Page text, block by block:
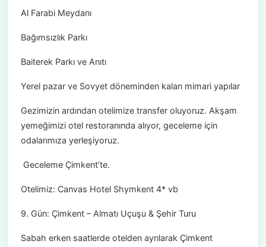
Al Farabi Meydanı
Bağımsızlık Parkı
Baiterek Parkı ve Anıtı
Yerel pazar ve Sovyet döneminden kalan mimari yapılar
Gezimizin ardından otelimize transfer oluyoruz. Akşam
yemeğimizi otel restoranında alıyor, geceleme için
odalarımıza yerleşiyoruz.
Geceleme Çimkent’te.
Otelimiz: Canvas Hotel Shymkent 4* vb
9. Gün: Çimkent – Almatı Uçuşu & Şehir Turu
Sabah erken saatlerde otelden ayrılarak Çimkent